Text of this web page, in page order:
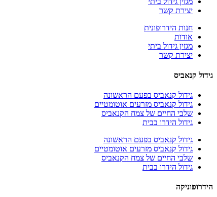
יצירת קשר
חנות הידרופונית
אודות
מגזין גידול ביתי
יצירת קשר
גידול קנאביס
גידול קנאביס בפעם הראשונה
גידול קנאביס מזרעים אוטומטיים
שלבי החיים של צמח הקנאביס
גידול הידרו בבית
גידול קנאביס בפעם הראשונה
גידול קנאביס מזרעים אוטומטיים
שלבי החיים של צמח הקנאביס
גידול הידרו בבית
הידרופוניקה